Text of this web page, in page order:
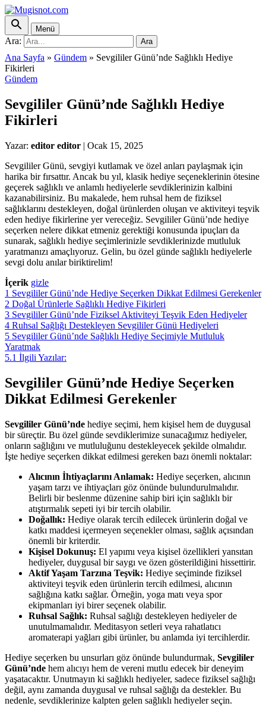
Menü
Ara: Ara
Ana Sayfa » Gündem » Sevgililer Günü’nde Sağlıklı Hediye
Fikirleri
Gündem
Sevgililer Günü’nde Sağlıklı Hediye
Fikirleri
Yazar: editor editor | Ocak 15, 2025
Sevgililer Günü, sevgiyi kutlamak ve özel anları paylaşmak için
harika bir fırsattır. Ancak bu yıl, klasik hediye seçeneklerinin ötesine
geçerek sağlıklı ve anlamlı hediyelerle sevdiklerinizin kalbini
kazanabilirsiniz. Bu makalede, hem ruhsal hem de fiziksel
sağlıklarını destekleyen, doğal ürünlerden oluşan ve aktiviteyi teşvik
eden hediye fikirlerine yer vereceğiz. Sevgililer Günü’nde hediye
seçerken nelere dikkat etmeniz gerektiği konusunda ipuçları da
sunarak, sağlıklı hediye seçimlerinizle sevdiklerinizde mutluluk
yaratmanızı amaçlıyoruz. Gelin, bu özel günde sağlıklı hediyelerle
sevgi dolu anılar biriktirelim!
İçerik gizle
1 Sevgililer Günü’nde Hediye Seçerken Dikkat Edilmesi Gerekenler
2 Doğal Ürünlerle Sağlıklı Hediye Fikirleri
3 Sevgililer Günü’nde Fiziksel Aktiviteyi Teşvik Eden Hediyeler
4 Ruhsal Sağlığı Destekleyen Sevgililer Günü Hediyeleri
5 Sevgililer Günü’nde Sağlıklı Hediye Seçimiyle Mutluluk
Yaratmak
5.1 İlgili Yazılar:
Sevgililer Günü’nde Hediye Seçerken
Dikkat Edilmesi Gerekenler
Sevgililer Günü’nde hediye seçimi, hem kişisel hem de duygusal
bir süreçtir. Bu özel günde sevdiklerimize sunacağımız hediyeler,
onların sağlığını ve mutluluğunu destekleyecek şekilde olmalıdır.
İşte hediye seçerken dikkat edilmesi gereken bazı önemli noktalar:
Alıcının İhtiyaçlarını Anlamak: Hediye seçerken, alıcının
yaşam tarzı ve ihtiyaçları göz önünde bulundurulmalıdır.
Belirli bir beslenme düzenine sahip biri için sağlıklı bir
atıştırmalık sepeti iyi bir tercih olabilir.
Doğallık: Hediye olarak tercih edilecek ürünlerin doğal ve
katkı maddesi içermeyen seçenekler olması, sağlık açısından
önemli bir kriterdir.
Kişisel Dokunuş: El yapımı veya kişisel özellikleri yansıtan
hediyeler, duygusal bir saygı ve özen gösterildiğini hissettirir.
Aktif Yaşam Tarzına Teşvik: Hediye seçiminde fiziksel
aktiviteyi teşvik eden ürünlerin tercih edilmesi, alıcının
sağlığına katkı sağlar. Örneğin, yoga matı veya spor
ekipmanları iyi birer seçenek olabilir.
Ruhsal Sağlık: Ruhsal sağlığı destekleyen hediyeler de
unutulmamalıdır. Meditasyon setleri veya rahatlatıcı
aromaterapi yağları gibi ürünler, bu anlamda iyi tercihlerdir.
Hediye seçerken bu unsurları göz önünde bulundurmak, Sevgililer
Günü’nde hem alıcıyı hem de vereni mutlu edecek bir deneyim
yaşatacaktır. Unutmayın ki sağlıklı hediyeler, sadece fiziksel sağlığı
değil, aynı zamanda duygusal ve ruhsal sağlığı da destekler. Bu
nedenle, sevdiklerinize kalpten gelen sağlıklı hediyeler seçin.